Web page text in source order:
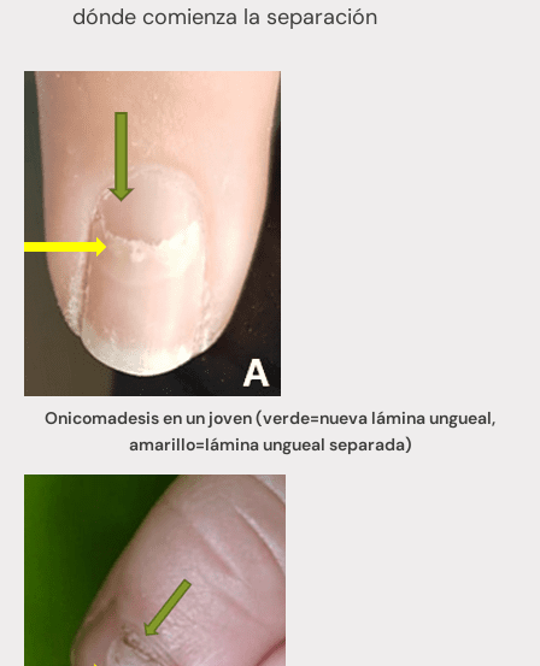
dónde comienza la separación
Onicomadesis en un joven (verde=nueva lámina ungueal,
amarillo=lámina ungueal separada)